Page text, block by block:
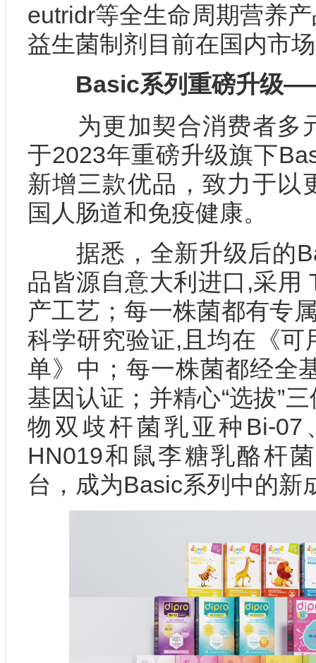
eutridr等全生命周期营养
益生菌制剂目前在国内市
Basic系列重磅升级
为更加契合消费者多
于2023年重磅升级旗下
新增三款优品，致力于以
国人肠道和免疫健康。
据悉，全新升级后的
品皆源自意大利进口,采用
产工艺；每一株菌都有专
科学研究验证,且均在《
单》中；每一株菌都经全
基因认证；并精心“选拔”
物双歧杆菌乳亚种Bi-
HN019和鼠李糖乳酪杆
台，成为Basic系列中的新